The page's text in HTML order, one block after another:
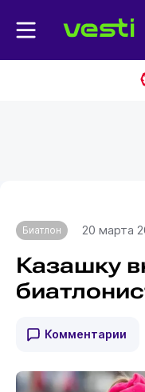
Биатлон 20 марта
Казашку
Комментарии